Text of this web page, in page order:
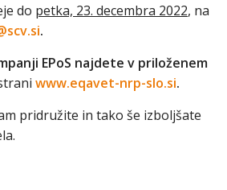
do petka, 23. decembra 2022, na
.
EPoS najdete v priloženem
www.eqavet-nrp-slo.si.
pridružite in tako še izboljšate